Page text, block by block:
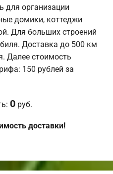
для организации
домики, коттеджи
Для больших строений
Доставка до 500 км
Далее стоимость
150 рублей за
0 руб.
доставки!